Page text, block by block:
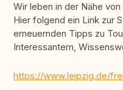
Wir leben in der Nähe
Hier folgend ein Link zur
erneuernden Tipps zu
Interessantem,
https://www.leipzig.de/